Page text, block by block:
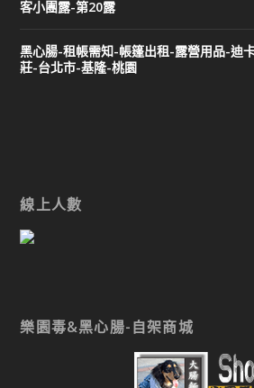
客小團露-第20露
黑心腸-租帳需知-帳篷出租-露營用品-迪
莊-台北市-基隆-桃園
線上人數
樂園毒&黑心腸-自架商城